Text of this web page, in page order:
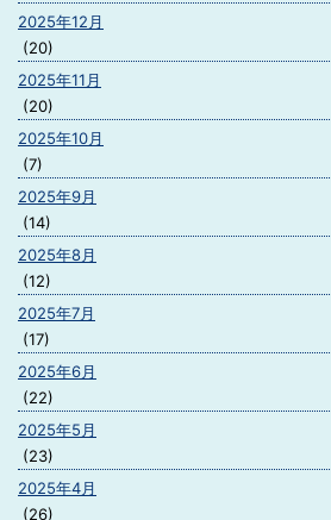
2025年12月
(20)
2025年11月
(20)
2025年10月
(7)
2025年9月
(14)
2025年8月
(12)
2025年7月
(17)
2025年6月
(22)
2025年5月
(23)
2025年4月
(26)